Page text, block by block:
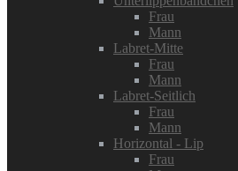
Frau
Mann
Labret-Mitte
Frau
Mann
Labret-Seitlich
Frau
Mann
Horizontal - Lip
Frau